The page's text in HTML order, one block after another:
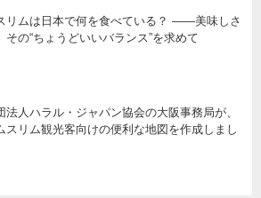
リムは日本で何を食べている？ ――美味しさ
その“ちょうどいいバランス”を求めて
法人ハラル・ジャパン協会の大阪事務局が、
スリム観光客向けの便利な地図を作成しまし